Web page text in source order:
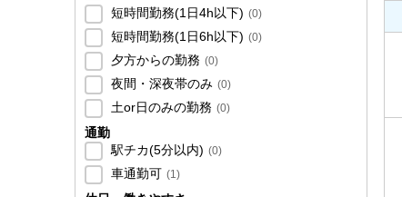
短時間勤務(1日4h以下) (0)
短時間勤務(1日6h以下) (0)
夕方からの勤務 (0)
夜間・深夜帯のみ (0)
土or日のみの勤務 (0)
通勤
駅チカ(5分以内) (0)
車通勤可 (1)